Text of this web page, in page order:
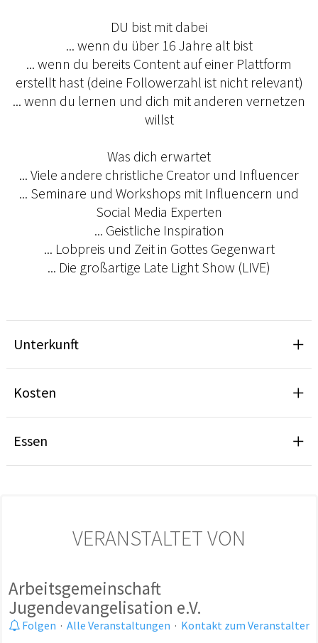
DU bist mit dabei
... wenn du über 16 Jahre alt bist
... wenn du bereits Content auf einer Plattform
erstellt hast (deine Followerzahl ist nicht relevant)
... wenn du lernen und dich mit anderen vernetzen
willst
Was dich erwartet
... Viele andere christliche Creator und Influencer
... Seminare und Workshops mit Influencern und
Social Media Experten
... Geistliche Inspiration
... Lobpreis und Zeit in Gottes Gegenwart
... Die großartige Late Light Show (LIVE)
Unterkunft
Kosten
Essen
VERANSTALTET VON
Arbeitsgemeinschaft
Jugendevangelisation e.V.
Folgen · Alle Veranstaltungen · Kontakt zum Veranstalter